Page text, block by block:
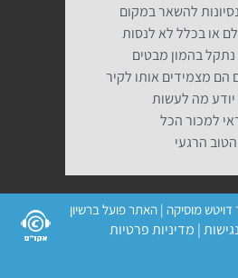
להשאר במקום
או בכלל לא לנסות
בהמון מבטים
הם מצמידים אותו לקיר
יודע מה לעשות
למכור הכל
הרגעי
| מדיניות פרטיות